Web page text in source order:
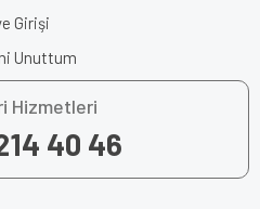
Girişi
Unuttum
Hizmetleri
40 46